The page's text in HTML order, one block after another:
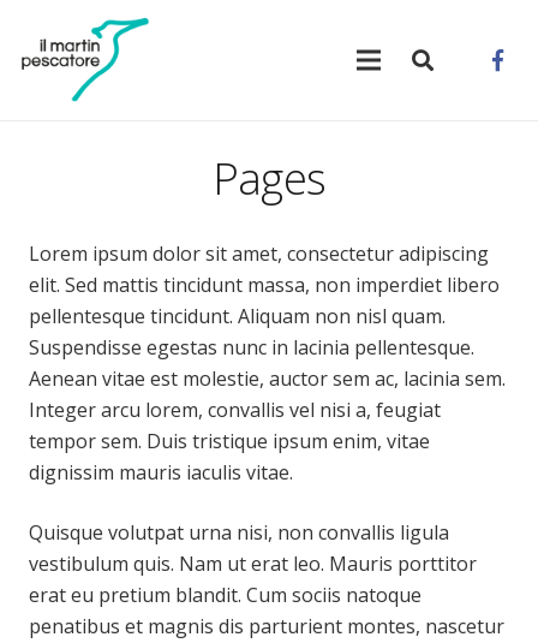
Pages
Lorem ipsum dolor sit amet, consectetur adipiscing
elit. Sed mattis tincidunt massa, non imperdiet libero
pellentesque tincidunt. Aliquam non nisl quam.
Suspendisse egestas nunc in lacinia pellentesque.
Aenean vitae est molestie, auctor sem ac, lacinia sem.
Integer arcu lorem, convallis vel nisi a, feugiat
tempor sem. Duis tristique ipsum enim, vitae
dignissim mauris iaculis vitae.
Quisque volutpat urna nisi, non convallis ligula
vestibulum quis. Nam ut erat leo. Mauris porttitor
erat eu pretium blandit. Cum sociis natoque
penatibus et magnis dis parturient montes, nascetur